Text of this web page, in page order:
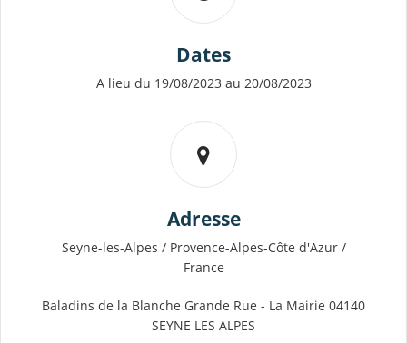
Dates
A lieu du 19/08/2023 au 20/08/2023
Adresse
Seyne-les-Alpes / Provence-Alpes-Côte d'Azur /
France
Baladins de la Blanche Grande Rue - La Mairie 04140
SEYNE LES ALPES